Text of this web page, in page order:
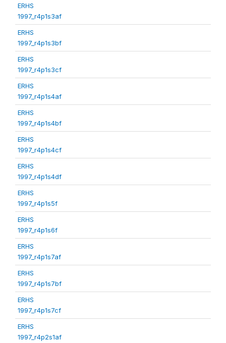
ERHS
1997_r4p1s3af
ERHS
1997_r4p1s3bf
ERHS
1997_r4p1s3cf
ERHS
1997_r4p1s4af
ERHS
1997_r4p1s4bf
ERHS
1997_r4p1s4cf
ERHS
1997_r4p1s4df
ERHS
1997_r4p1s5f
ERHS
1997_r4p1s6f
ERHS
1997_r4p1s7af
ERHS
1997_r4p1s7bf
ERHS
1997_r4p1s7cf
ERHS
1997_r4p2s1af